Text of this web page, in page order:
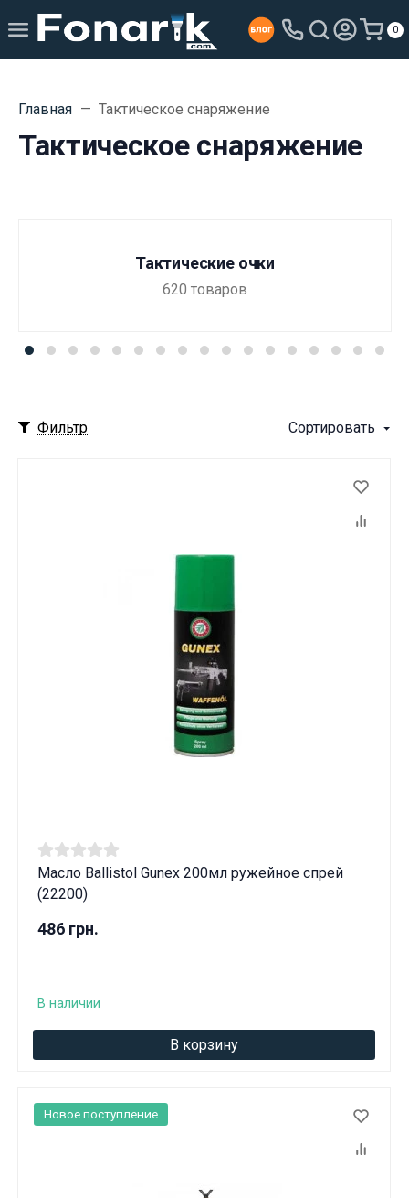
0
Главная Тактическое снаряжение
Тактическое снаряжение
Тактические очки
620 товаров
Фильтр Сортировать
Масло Ballistol Gunex 200мл ружейное спрей
(22200)
486 грн.
В наличии
В корзину
Новое поступление